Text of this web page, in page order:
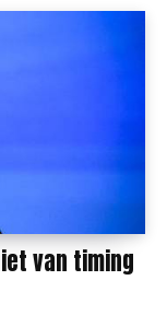
van timing